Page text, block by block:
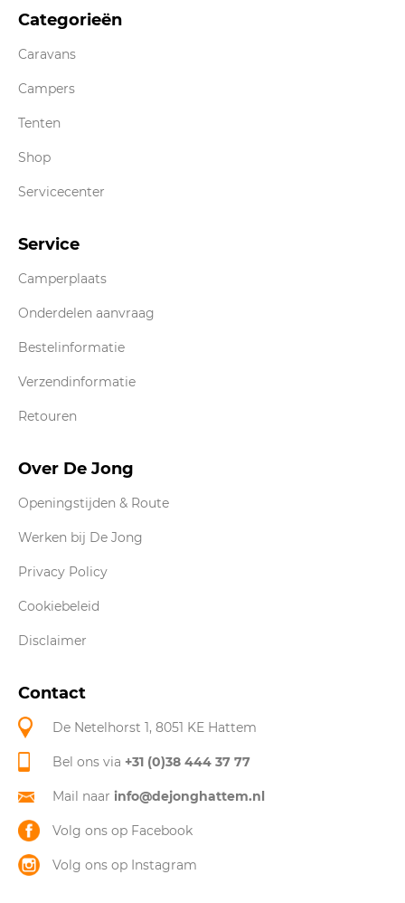
Categorieën
Caravans
Campers
Tenten
Shop
Servicecenter
Service
Camperplaats
Onderdelen aanvraag
Bestelinformatie
Verzendinformatie
Retouren
Over De Jong
Openingstijden & Route
Werken bij De Jong
Privacy Policy
Cookiebeleid
Disclaimer
Contact
De Netelhorst 1, 8051 KE Hattem
Bel ons via +31 (0)38 444 37 77
Mail naar info@dejonghattem.nl
Volg ons op Facebook
Volg ons op Instagram